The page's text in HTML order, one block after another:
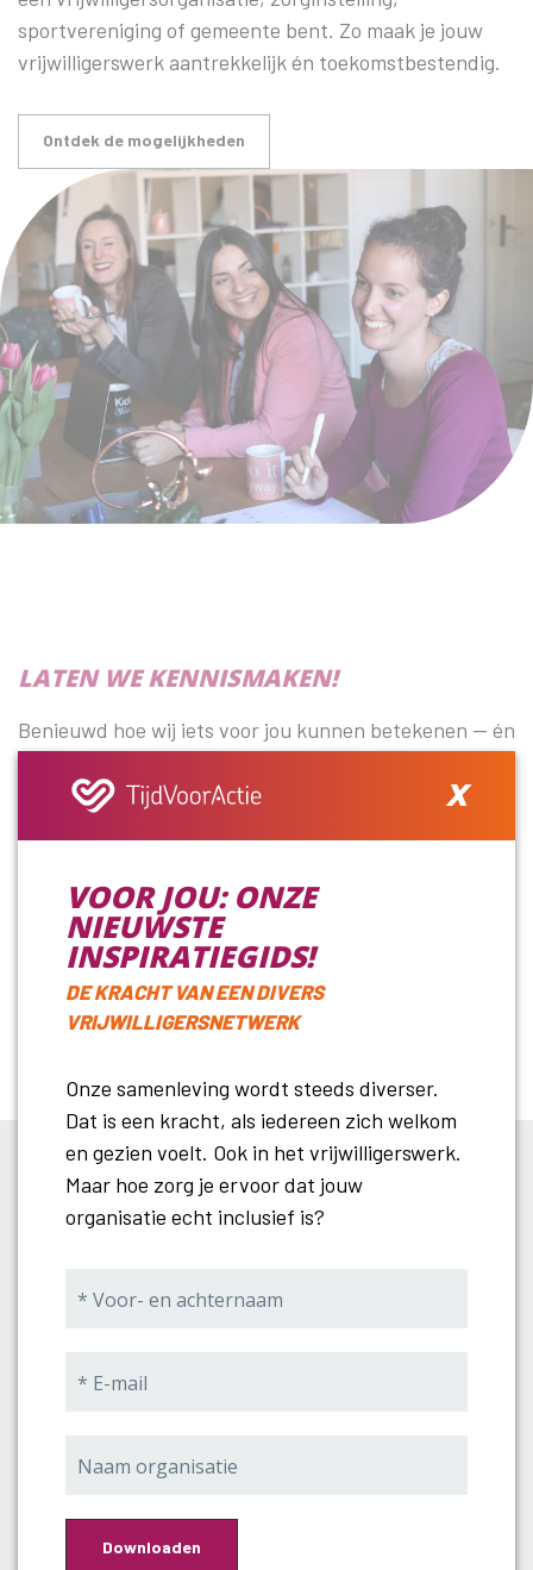
x
VOOR JOU: ONZE
NIEUWSTE
INSPIRATIEGIDS!
DE KRACHT VAN EEN DIVERS
VRIJWILLIGERSNETWERK
Onze samenleving wordt steeds diverser.
Dat is een kracht, als iedereen zich welkom
en gezien voelt. Ook in het vrijwilligerswerk.
Maar hoe zorg je ervoor dat jouw
organisatie echt inclusief is?
Downloaden
sportvereniging of gemeente bent. Zo maak je jouw
vrijwilligerswerk aantrekkelijk én toekomstbestendig.
Ontdek de mogelijkheden
LATEN WE KENNISMAKEN!
Benieuwd hoe wij iets voor jou kunnen betekenen — én
telefonisch gesprek van 30 minuten. Zo leren we
Vul het contactformulier in
ONZE AANPAK
to-the-point
Wil je binnen jouw organisatie meer ruimte creëren
en Anders Vrijwilligen helpen we je om een cultuur en
structuur neer te zetten die jongeren aanspreekt en